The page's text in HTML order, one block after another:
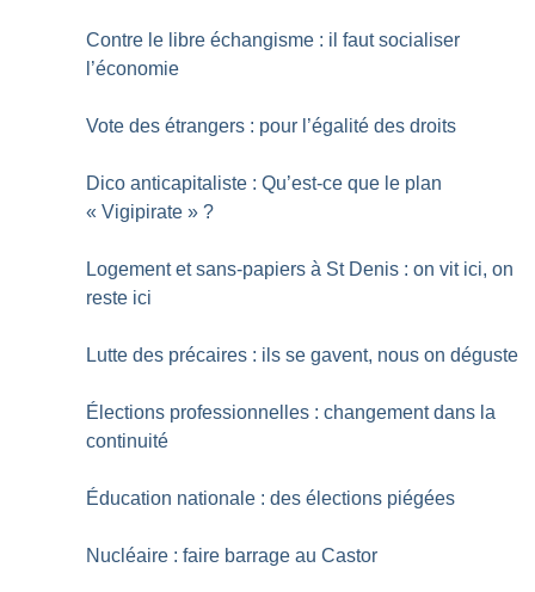
Contre le libre échangisme : il faut socialiser
l’économie
Vote des étrangers : pour l’égalité des droits
Dico anticapitaliste : Qu’est-ce que le plan
« Vigipirate » ?
Logement et sans-papiers à St Denis : on vit ici, on
reste ici
Lutte des précaires : ils se gavent, nous on déguste
Élections professionnelles : changement dans la
continuité
Éducation nationale : des élections piégées
Nucléaire : faire barrage au Castor